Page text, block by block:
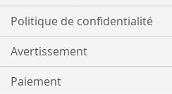
Politique de confidentialité
Avertissement
Paiement